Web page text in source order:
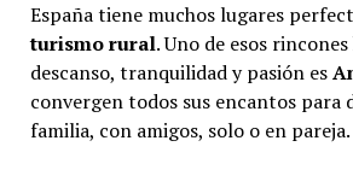
España tiene muchos lugares
turismo rural. Uno de esos
descanso, tranquilidad y pasión es
convergen todos sus encantos para
familia, con amigos, solo o en pareja.